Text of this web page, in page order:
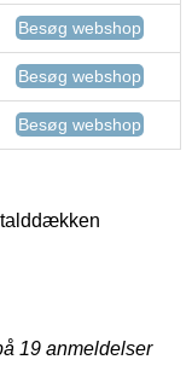
Besøg webshop
Besøg webshop
Besøg webshop
19 anmeldelser